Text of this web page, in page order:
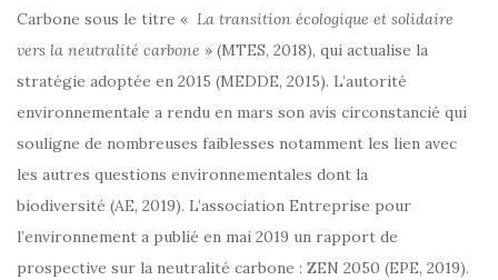
Carbone sous le titre « La transition écologique et solidaire
vers la neutralité carbone » (MTES, 2018), qui actualise la
stratégie adoptée en 2015 (MEDDE, 2015). L’autorité
environnementale a rendu en mars son avis circonstancié qui
souligne de nombreuses faiblesses notamment les lien avec
les autres questions environnementales dont la
biodiversité (AE, 2019). L’association Entreprise pour
l’environnement a publié en mai 2019 un rapport de
prospective sur la neutralité carbone : ZEN 2050 (EPE, 2019).